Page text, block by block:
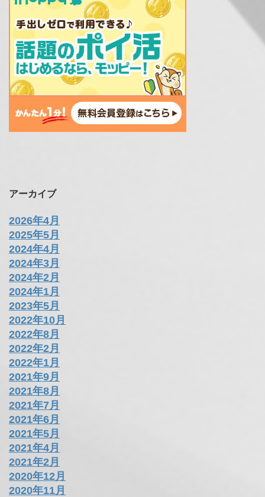
アーカイブ
2026年4月
2025年5月
2024年4月
2024年3月
2024年2月
2024年1月
2023年5月
2022年10月
2022年8月
2022年2月
2022年1月
2021年9月
2021年8月
2021年7月
2021年6月
2021年5月
2021年4月
2021年2月
2020年12月
2020年11月